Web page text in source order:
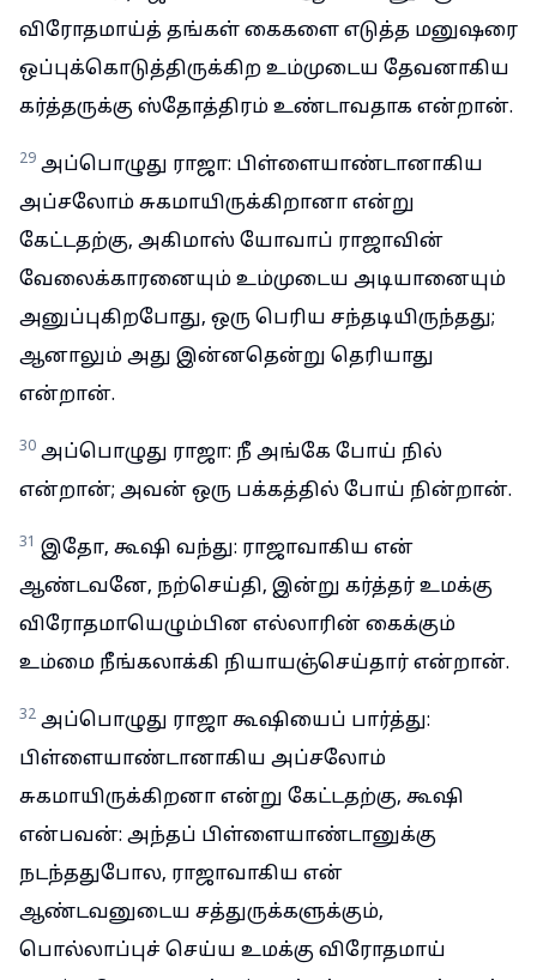
விரோதமாய்த் தங்கள் கைகளை எடுத்த மனுஷரை
ஒப்புக்கொடுத்திருக்கிற உம்முடைய தேவனாகிய
கர்த்தருக்கு ஸ்தோத்திரம் உண்டாவதாக என்றான்.
29 அப்பொழுது ராஜா: பிள்ளையாண்டானாகிய
அப்சலோம் சுகமாயிருக்கிறானா என்று
கேட்டதற்கு, அகிமாஸ் யோவாப் ராஜாவின்
வேலைக்காரனையும் உம்முடைய அடியானையும்
அனுப்புகிறபோது, ஒரு பெரிய சந்தடியிருந்தது;
ஆனாலும் அது இன்னதென்று தெரியாது
என்றான்.
30 அப்பொழுது ராஜா: நீ அங்கே போய் நில்
என்றான்; அவன் ஒரு பக்கத்தில் போய் நின்றான்.
31 இதோ, கூஷி வந்து: ராஜாவாகிய என்
ஆண்டவனே, நற்செய்தி, இன்று கர்த்தர் உமக்கு
விரோதமாயெழும்பின எல்லாரின் கைக்கும்
உம்மை நீங்கலாக்கி நியாயஞ்செய்தார் என்றான்.
32 அப்பொழுது ராஜா கூஷியைப் பார்த்து:
பிள்ளையாண்டானாகிய அப்சலோம்
சுகமாயிருக்கிறனா என்று கேட்டதற்கு, கூஷி
என்பவன்: அந்தப் பிள்ளையாண்டானுக்கு
நடந்ததுபோல, ராஜாவாகிய என்
ஆண்டவனுடைய சத்துருக்களுக்கும்,
பொல்லாப்புச் செய்ய உமக்கு விரோதமாய்